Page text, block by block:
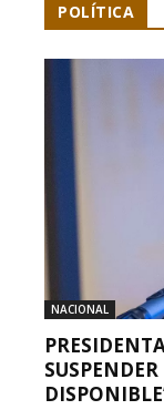
POLÍTICA
NACIONAL